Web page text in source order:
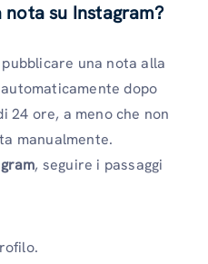
su Instagram?
una nota alla
dopo
24 ore, a meno che non
manualmente.
, seguire i passaggi